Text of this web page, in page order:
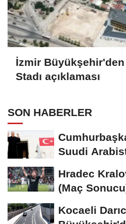
İzmir Büyükşehir'den
Stadı açıklaması
SON HABERLER
Suudi
Hradec
(Maç
Kocaeli